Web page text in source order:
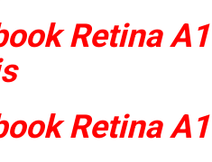
Retina
Retina